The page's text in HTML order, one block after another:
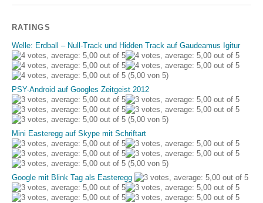
RATINGS
Welle: Erdball – Null-Track und Hidden Track auf Gaudeamus Igitur
(5,00 von 5)
PSY-Android auf Googles Zeitgeist 2012
(5,00 von 5)
Mini Easteregg auf Skype mit Schriftart
(5,00 von 5)
Google mit Blink Tag als Easteregg